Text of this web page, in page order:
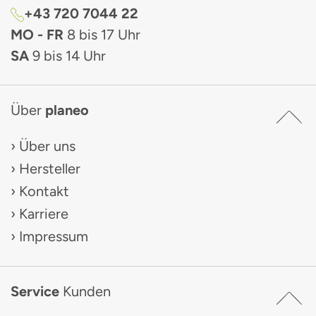
+43 720 7044 22
MO - FR 8 bis 17 Uhr
SA 9 bis 14 Uhr
Über planeo
Über uns
Hersteller
Kontakt
Karriere
Impressum
Service Kunden